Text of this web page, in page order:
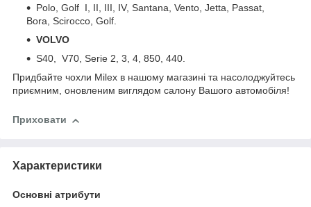
Polo, Golf I, II, III, IV, Santana, Vento, Jetta, Passat,
Bora, Scirocco, Golf.
VOLVO
S40, V70, Serie 2, 3, 4, 850, 440.
Придбайте чохли Milex в нашому магазині та насолоджуйтесь
приємним, оновленим виглядом салону Вашого автомобіля!
Приховати
Характеристики
Основні атрибути